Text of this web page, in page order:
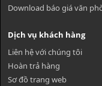
Download báo giá văn
Dịch vụ khách hàng
Liên hệ với chúng tôi
Hoàn trả hàng
Sơ đồ trang web